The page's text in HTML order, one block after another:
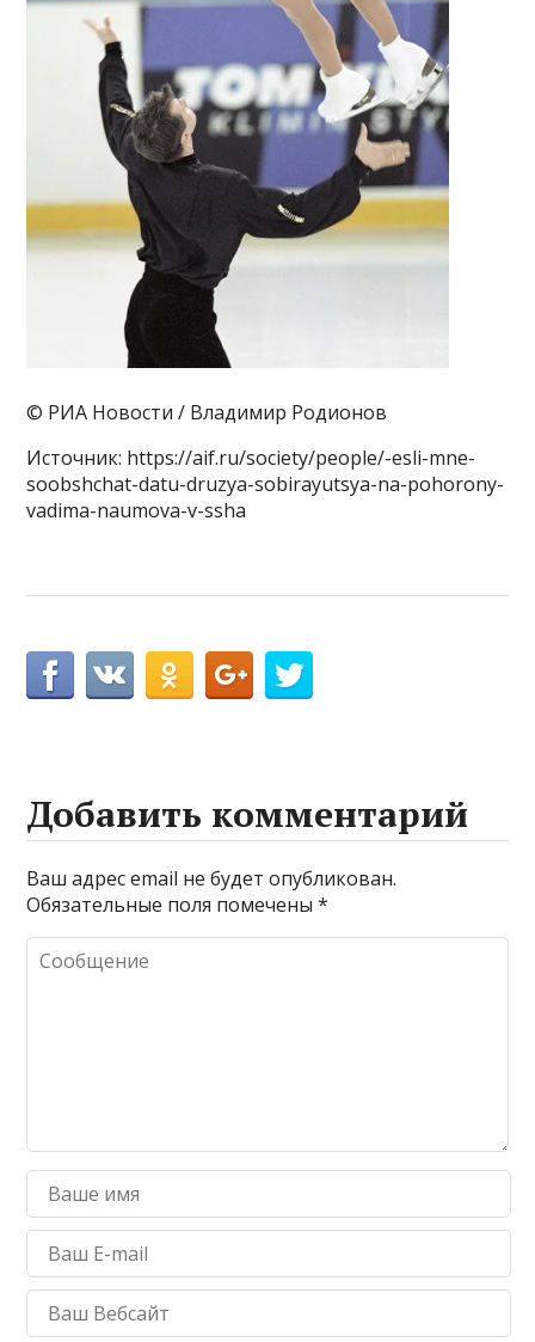
© РИА Новости / Владимир Родионов
Источник: https://aif.ru/society/people/-esli-mne-
soobshchat-datu-druzya-sobirayutsya-na-pohorony-
vadima-naumova-v-ssha
Добавить комментарий
Ваш адрес email не будет опубликован.
Обязательные поля помечены*